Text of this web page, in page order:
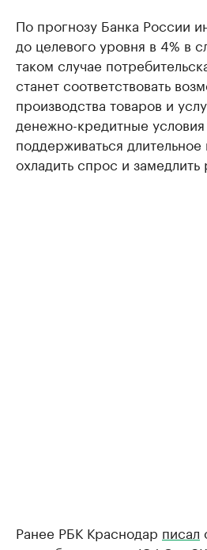
По прогнозу Банка России
до целевого уровня в 4% в
таком случае
станет соответствовать
производства товаров и
денежно-кредитные условия
поддерживаться
охладить спрос и замедлить
Ранее РБК Краснодар писал